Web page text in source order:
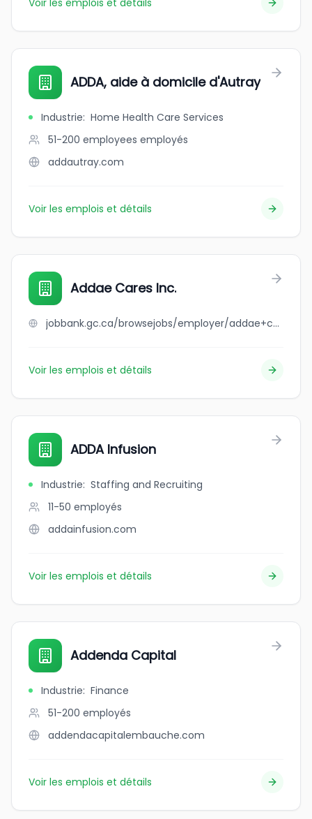
Voir les emplois et détails
ADDA, aide à domicile d'Autray
Industrie: Home Health Care Services
51-200 employees employés
addautray.com
Voir les emplois et détails
Addae Cares Inc.
jobbank.gc.ca/browsejobs/employer/addae+cares+inc./ca
Voir les emplois et détails
ADDA Infusion
Industrie: Staffing and Recruiting
11-50 employés
addainfusion.com
Voir les emplois et détails
Addenda Capital
Industrie: Finance
51-200 employés
addendacapitalembauche.com
Voir les emplois et détails